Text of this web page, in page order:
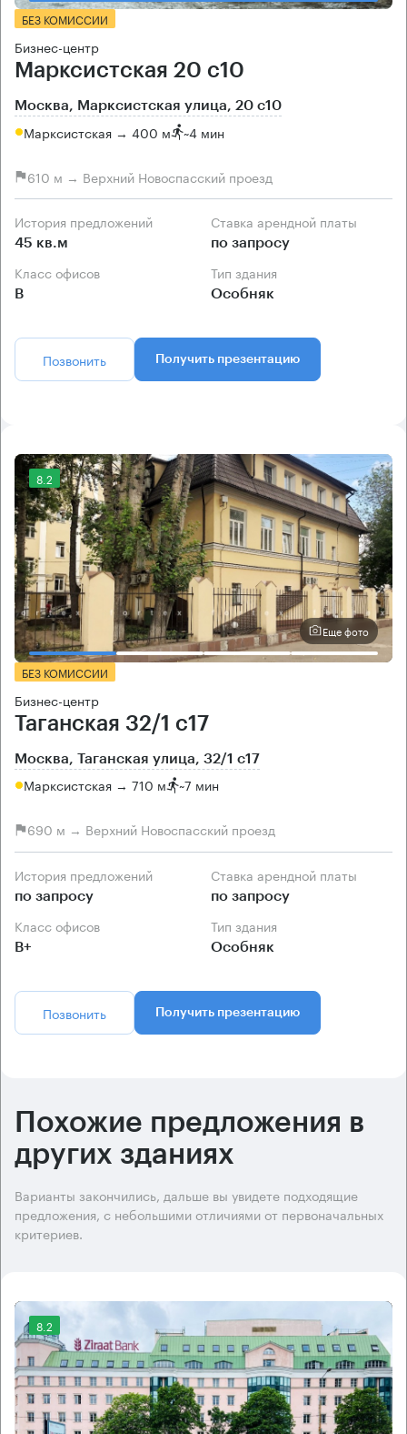
БЕЗ КОМИССИИ
Бизнес-центр
Марксистская 20 с10
Москва, Марксистская улица, 20 с10
Марксистская → 400 м ~4 мин
610 м → Верхний Новоспасский проезд
История предложений
45 кв.м
Ставка арендной платы
по запросу
Класс офисов
B
Тип здания
Особняк
Позвонить Получить презентацию
8.2
Еще фото
БЕЗ КОМИССИИ
Бизнес-центр
Таганская 32/1 с17
Москва, Таганская улица, 32/1 с17
Марксистская → 710 м ~7 мин
690 м → Верхний Новоспасский проезд
История предложений
по запросу
Ставка арендной платы
по запросу
Класс офисов
B+
Тип здания
Особняк
Позвонить Получить презентацию
Похожие предложения в
других зданиях
Варианты закончились, дальше вы увидете подходящие
предложения, с небольшими отличиями от первоначальных
критериев.
8.2